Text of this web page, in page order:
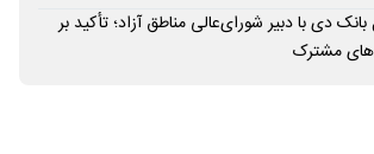
دی با دبیر شورای‌عالی مناطق آزاد؛ تأکید بر
مشترک